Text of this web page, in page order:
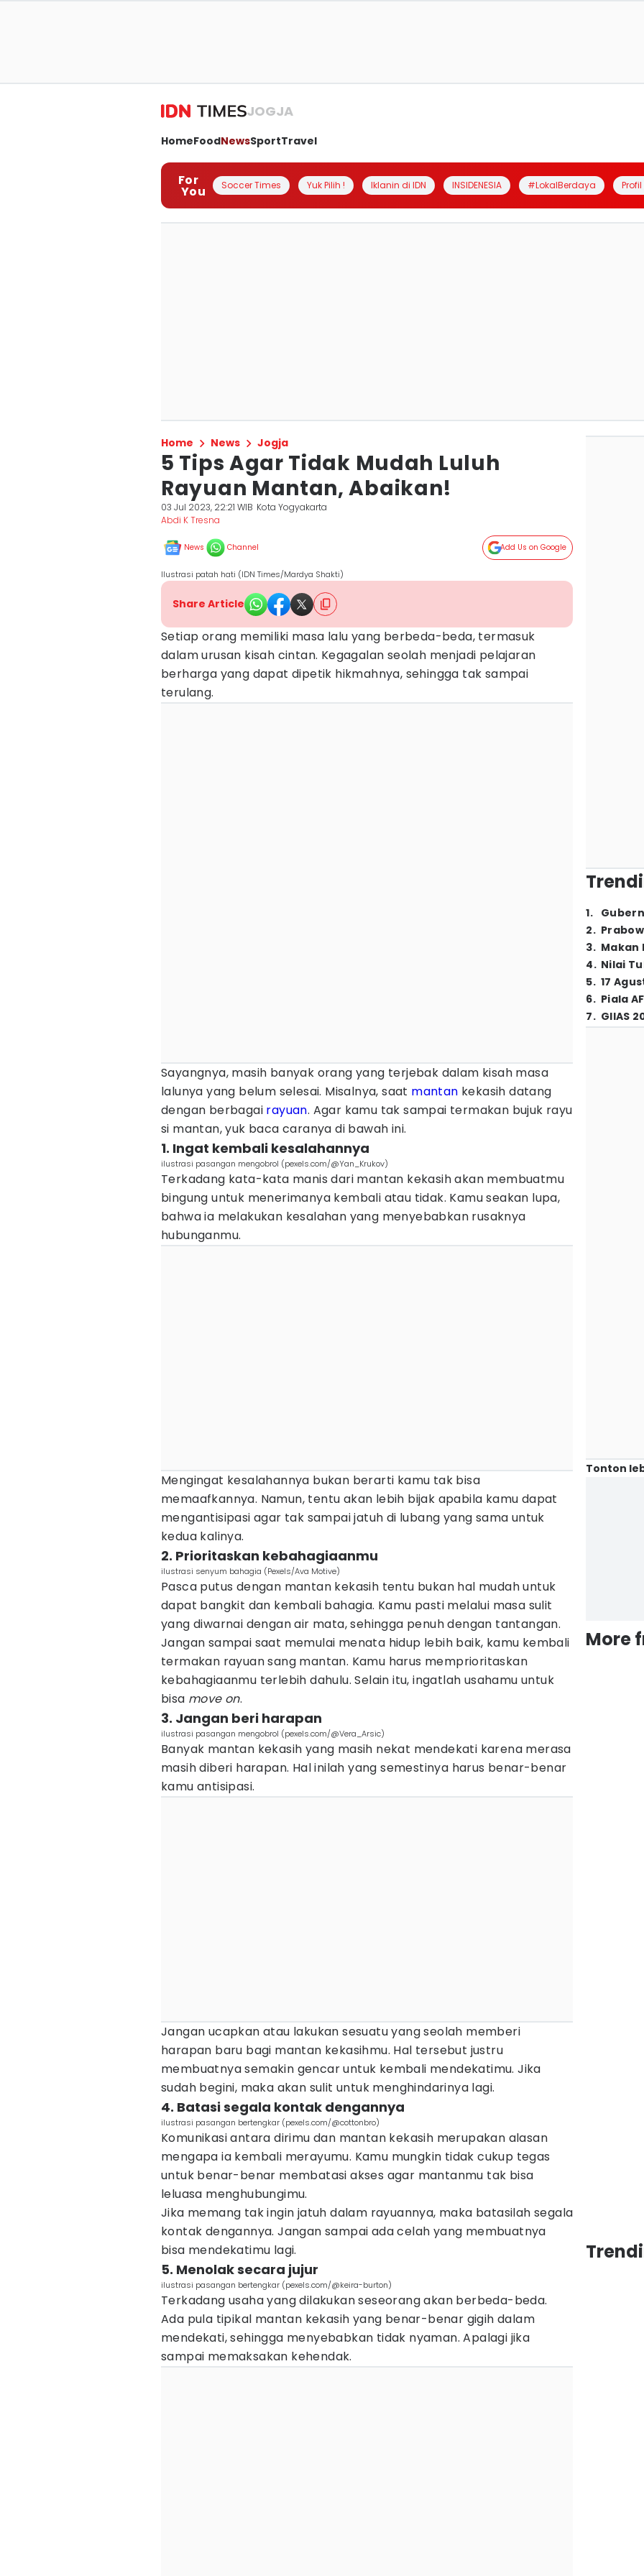
JOGJA
HomeFoodNewsSportTravel
For
You Soccer Times Yuk Pilih ! Iklanin di IDN INSIDENESIA #LokalBerdaya
Home News Jogja
5 Tips Agar Tidak Mudah Luluh
Rayuan Mantan, Abaikan!
03 Jul 2023, 22:21 WIB Kota Yogyakarta
Abdi K Tresna
News Channel Add Us on Google
Ilustrasi patah hati (IDN Times/Mardya Shakti)
Share Article
Setiap orang memiliki masa lalu yang berbeda-beda, termasuk
dalam urusan kisah cintan. Kegagalan seolah menjadi pelajaran
berharga yang dapat dipetik hikmahnya, sehingga tak sampai
terulang.
Sayangnya, masih banyak orang yang terjebak dalam kisah masa
lalunya yang belum selesai. Misalnya, saat mantan kekasih datang
dengan berbagai rayuan. Agar kamu tak sampai termakan bujuk rayu
si mantan, yuk baca caranya di bawah ini.
1. Ingat kembali kesalahannya
ilustrasi pasangan mengobrol (pexels.com/@Yan_Krukov)
Terkadang kata-kata manis dari mantan kekasih akan membuatmu
bingung untuk menerimanya kembali atau tidak. Kamu seakan lupa,
bahwa ia melakukan kesalahan yang menyebabkan rusaknya
hubunganmu.
Mengingat kesalahannya bukan berarti kamu tak bisa
memaafkannya. Namun, tentu akan lebih bijak apabila kamu dapat
mengantisipasi agar tak sampai jatuh di lubang yang sama untuk
kedua kalinya.
2. Prioritaskan kebahagiaanmu
ilustrasi senyum bahagia (Pexels/Ava Motive)
Pasca putus dengan mantan kekasih tentu bukan hal mudah untuk
dapat bangkit dan kembali bahagia. Kamu pasti melalui masa sulit
yang diwarnai dengan air mata, sehingga penuh dengan tantangan.
Jangan sampai saat memulai menata hidup lebih baik, kamu kembali
termakan rayuan sang mantan. Kamu harus memprioritaskan
kebahagiaanmu terlebih dahulu. Selain itu, ingatlah usahamu untuk
bisa move on.
3. Jangan beri harapan
ilustrasi pasangan mengobrol (pexels.com/@Vera_Arsic)
Banyak mantan kekasih yang masih nekat mendekati karena merasa
masih diberi harapan. Hal inilah yang semestinya harus benar-benar
kamu antisipasi.
Jangan ucapkan atau lakukan sesuatu yang seolah memberi
harapan baru bagi mantan kekasihmu. Hal tersebut justru
membuatnya semakin gencar untuk kembali mendekatimu. Jika
sudah begini, maka akan sulit untuk menghindarinya lagi.
4. Batasi segala kontak dengannya
ilustrasi pasangan bertengkar (pexels.com/@cottonbro)
Komunikasi antara dirimu dan mantan kekasih merupakan alasan
mengapa ia kembali merayumu. Kamu mungkin tidak cukup tegas
untuk benar-benar membatasi akses agar mantanmu tak bisa
leluasa menghubungimu.
Jika memang tak ingin jatuh dalam rayuannya, maka batasilah segala
kontak dengannya. Jangan sampai ada celah yang membuatnya
bisa mendekatimu lagi.
5. Menolak secara jujur
ilustrasi pasangan bertengkar (pexels.com/@keira-burton)
Terkadang usaha yang dilakukan seseorang akan berbeda-beda.
Ada pula tipikal mantan kekasih yang benar-benar gigih dalam
mendekati, sehingga menyebabkan tidak nyaman. Apalagi jika
sampai memaksakan kehendak.
1.
2.
3. Makan
4. Nilai
5. 17
6. Piala
7. GIIAS
Tonton
More